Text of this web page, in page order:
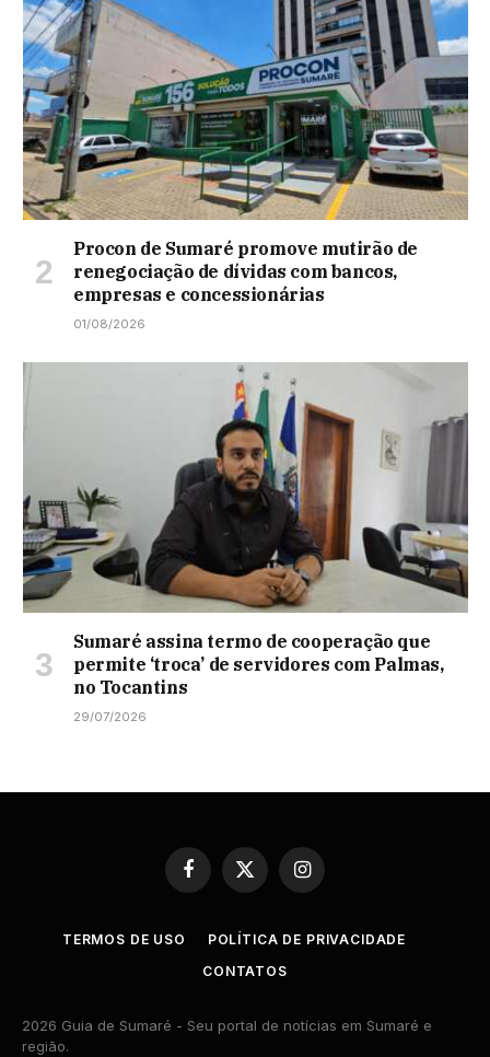
Procon de Sumaré promove mutirão de
renegociação de dívidas com bancos,
empresas e concessionárias
01/08/2026
Sumaré assina termo de cooperação que
permite ‘troca’ de servidores com Palmas,
no Tocantins
29/07/2026
Facebook
X
(Twitter)
Instagram
TERMOS DE USO
POLÍTICA DE PRIVACIDADE
CONTATOS
2026 Guia de Sumaré - Seu portal de notícias em Sumaré e
região.